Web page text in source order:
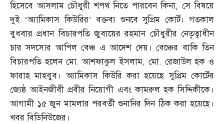
হিসেবে আসলাম চৌধুরী শপথ নিতে পারবেন কিনা, সে বিষয়ে
দুই ‘অ্যামিকাস কিউরির’ বক্তব্য শুনবে সুপ্রিম কোর্ট। গতকাল
বুধবার প্রধান বিচারপতি জুবায়ের রহমান চৌধুরীর নেতৃত্বাধীন
চার সদস্যের আপিল বেঞ্চ এ আদেশ দেয়। বেঞ্চের বাকি তিন
বিচারপতি হলেন মো.আশফাকুল ইসলাম, মো. রেজাউল হক ও
ফারাহ মাহবুব। অ্যামিকাস কিউরি করা হয়েছে সুপ্রিম কোর্টের
জ্যেষ্ঠ আইনজীবী প্রবীর নিয়োগী এবং কামরুল হক সিদ্দিকীকে।
আগামী ১৫ জুন মামলার পরবর্তী শুনানির দিন ঠিক করা হয়েছে।
খবর বিডিনিউজের।